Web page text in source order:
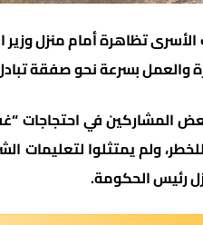
تظاهرة أمام منزل وزير
والعمل بسرعة نحو صفقة
المشاركين في احتجاجات
ولم يمتثلوا لتعليمات
رئيس الحكومة.